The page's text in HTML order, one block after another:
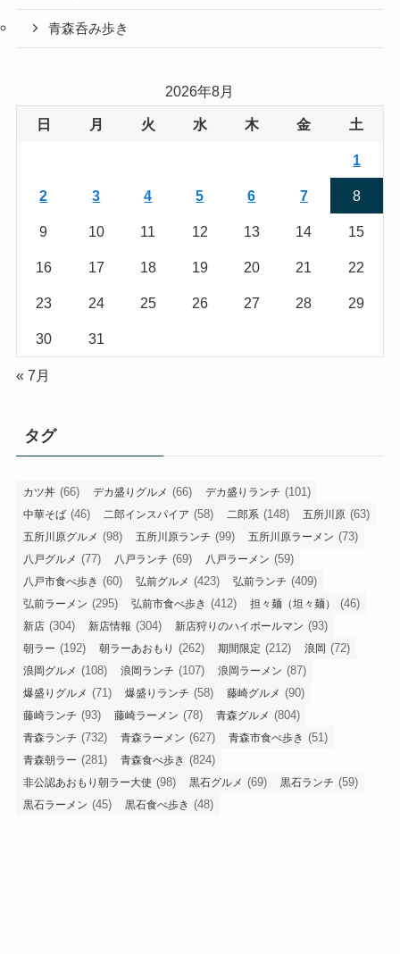
青森呑み歩き
2026年8月
日 月 火 水 木 金 土
1
2 3 4 5 6 7 8
9 10 11 12 13 14 15
16 17 18 19 20 21 22
23 24 25 26 27 28 29
30 31
« 7月
タグ
カツ丼 (66) デカ盛りグルメ (66) デカ盛りランチ (101)
中華そば (46) 二郎インスパイア (58) 二郎系 (148) 五所川原 (63)
五所川原グルメ (98) 五所川原ランチ (99) 五所川原ラーメン (73)
八戸グルメ (77) 八戸ランチ (69) 八戸ラーメン (59)
八戸市食べ歩き (60) 弘前グルメ (423) 弘前ランチ (409)
弘前ラーメン (295) 弘前市食べ歩き (412) 担々麺（坦々麺） (46)
新店 (304) 新店情報 (304) 新店狩りのハイボールマン (93)
朝ラー (192) 朝ラーあおもり (262) 期間限定 (212) 浪岡 (72)
浪岡グルメ (108) 浪岡ランチ (107) 浪岡ラーメン (87)
爆盛りグルメ (71) 爆盛りランチ (58) 藤崎グルメ (90)
藤崎ランチ (93) 藤崎ラーメン (78) 青森グルメ (804)
青森ランチ (732) 青森ラーメン (627) 青森市食べ歩き (51)
青森朝ラー (281) 青森食べ歩き (824)
非公認あおもり朝ラー大使 (98) 黒石グルメ (69) 黒石ランチ (59)
黒石ラーメン (45) 黒石食べ歩き (48)